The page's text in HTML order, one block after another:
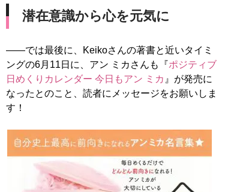
潜在意識から心を元気に
――では最後に、Keikoさんの著書と近いタイミ
ングの6月11日に、アン ミカさんも『ポジティブ
日めくりカレンダー 今日もアン ミカ 』が発売に
なったとのこと、読者にメッセージをお願いしま
す！